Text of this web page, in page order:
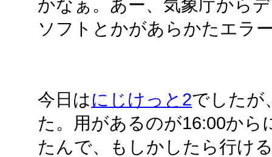
かなぁ。あー、気象庁から
ソフトとかがあらかたエラ
今日はにじけっと2でしたが
た。用があるのが16:00か
たんで、もしかしたら行け